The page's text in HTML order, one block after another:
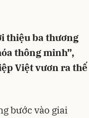
thiệu ba thương
thông minh”,
Việt vươn ra thế
bước vào giai